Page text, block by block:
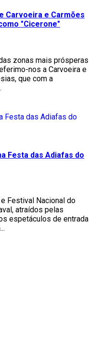
Carvoeira e Carmões
"Cicerone"
zonas mais prósperas
nos a Carvoeira e
que com a
Festa das Adiafas do
Festival Nacional do
atraídos pelas
espetáculos de entrada